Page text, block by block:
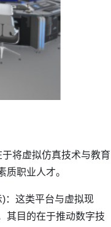
将虚拟仿真技术与教育
职业人才。
这类平台与虚拟现
其目的在于推动数字技